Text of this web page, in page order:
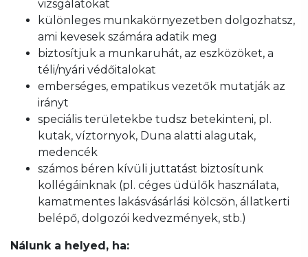
vizsgálatokat
különleges munkakörnyezetben dolgozhatsz,
ami kevesek számára adatik meg
biztosítjuk a munkaruhát, az eszközöket, a
téli/nyári védőitalokat
emberséges, empatikus vezetők mutatják az
irányt
speciális területekbe tudsz betekinteni, pl.
kutak, víztornyok, Duna alatti alagutak,
medencék
számos béren kívüli juttatást biztosítunk
kollégáinknak (pl. céges üdülők használata,
kamatmentes lakásvásárlási kölcsön, állatkerti
belépő, dolgozói kedvezmények, stb.)
Nálunk a helyed, ha: